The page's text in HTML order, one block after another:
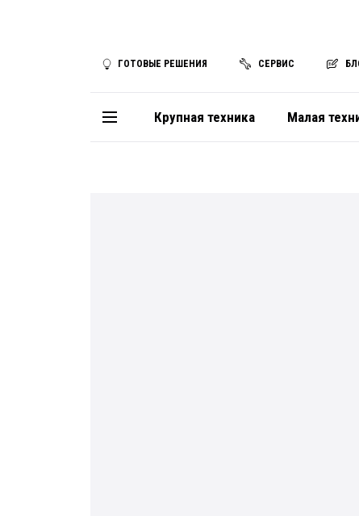
ГОТОВЫЕ РЕШЕНИЯ СЕРВИС
Крупная техника Малая